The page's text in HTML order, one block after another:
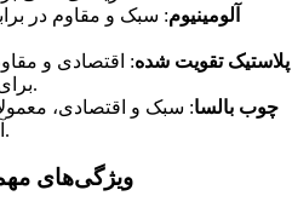
آلومینیوم: سبک و مقاوم در
پلاستیک تقویت شده: اقتصادی و
برای ربات‌های پروازی مبتدی.
چوب بالسا: سبک و اقتصادی،
آموزشی استفاده می‌شود.
ویژگی‌های